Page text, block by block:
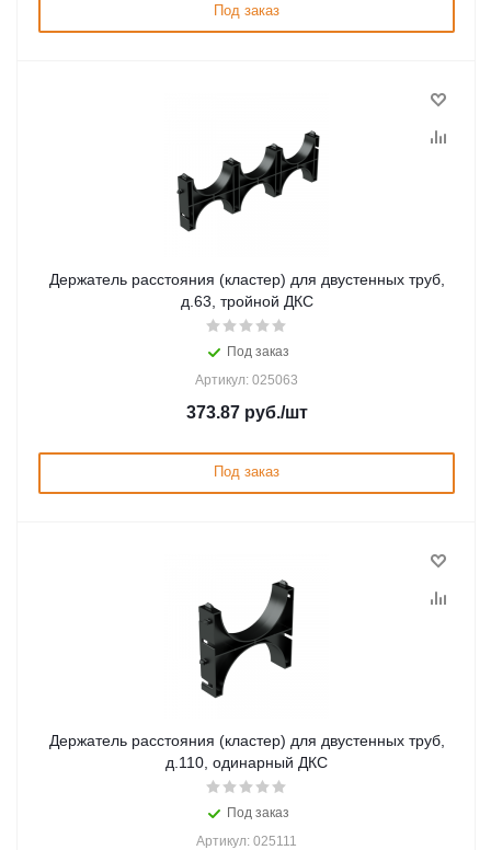
Под заказ
Держатель расстояния (кластер) для двустенных труб,
д.63, тройной ДКС
Под заказ
Артикул: 025063
373.87руб./шт
Под заказ
Держатель расстояния (кластер) для двустенных труб,
д.110, одинарный ДКС
Под заказ
Артикул: 025111